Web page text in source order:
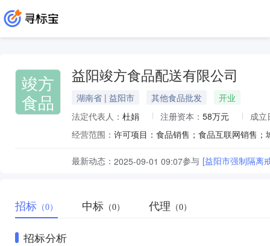
竣方
食品
益阳竣方食品配送有限公司
湖南省 | 益阳市 其他食品批发
开业
法定代表人： 杜娟 注册资本： 58万元
成立
经营范围：
最新动态： 2025-09-01 09:07参与 [益阳市强制隔离
招标 （0） 中标 （0） 代理 （0）
招标分析